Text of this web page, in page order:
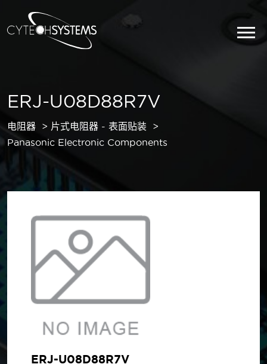
ERJ-U08D88R7V
电阻器
片式电阻器 - 表面贴装
Panasonic Electronic Components
ERJ-U08D88R7V